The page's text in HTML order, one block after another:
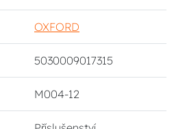
OXFORD
5030009017315
M004-12